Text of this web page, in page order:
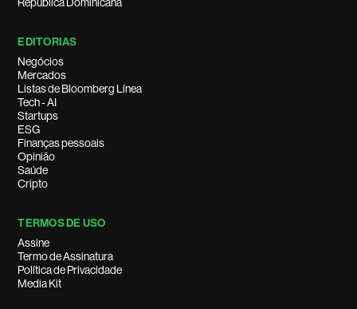
EDITORIAS
Negócios
Mercados
Listas de Bloomberg Línea
Tech - AI
Startups
ESG
Finanças pessoais
Opinião
Saúde
Cripto
TERMOS DE USO
Assine
Termo de Assinatura
Política de Privacidade
Media Kit